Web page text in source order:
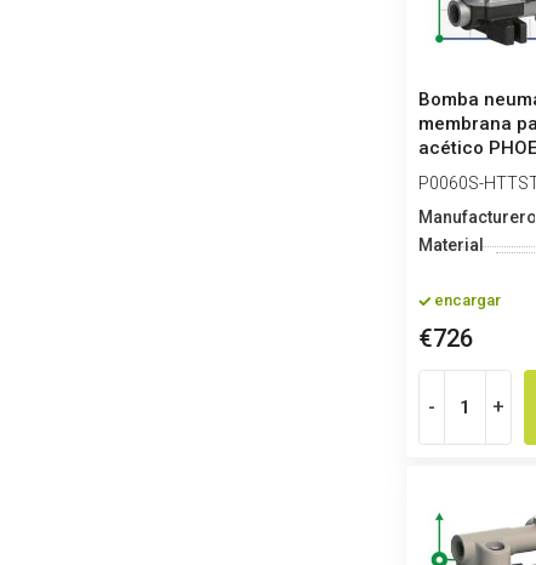
Bomba
membrana
acético
P0060S-
Manufacturero
Material
encargar
€726
- +